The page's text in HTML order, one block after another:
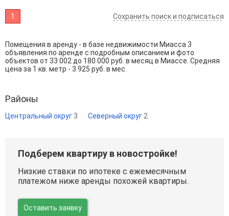
1 Сохранить поиск и подписаться
Помещения в аренду - в базе недвижимости Миасса 3
объявления по аренде с подробным описанием и фото
объектов от 33 002 до 180 000 руб. в месяц в Миассе. Средняя
цена за 1 кв. метр - 3 925 руб. в мес.
Районы
Центральный округ 3 Северный округ 2
Подберем квартиру в новостройке!
Низкие ставки по ипотеке с ежемесячным
платежом ниже аренды похожей квартиры.
Оставить заявку